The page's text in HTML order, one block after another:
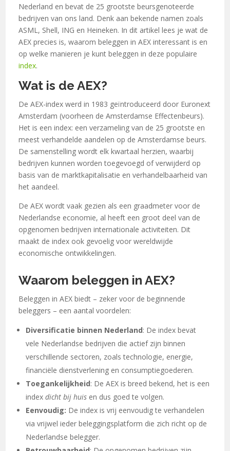
Nederland en bevat de 25 grootste beursgenoteerde
bedrijven van ons land. Denk aan bekende namen zoals
ASML, Shell, ING en Heineken. In dit artikel lees je wat de
AEX precies is, waarom beleggen in AEX interessant is en
op welke manieren je kunt beleggen in deze populaire
index.
Wat is de AEX?
De AEX-index werd in 1983 geïntroduceerd door Euronext
Amsterdam (voorheen de Amsterdamse Effectenbeurs).
Het is een index: een verzameling van de 25 grootste en
meest verhandelde aandelen op de Amsterdamse beurs.
De samenstelling wordt elk kwartaal herzien, waarbij
bedrijven kunnen worden toegevoegd of verwijderd op
basis van de marktkapitalisatie en verhandelbaarheid van
het aandeel.
De AEX wordt vaak gezien als een graadmeter voor de
Nederlandse economie, al heeft een groot deel van de
opgenomen bedrijven internationale activiteiten. Dit
maakt de index ook gevoelig voor wereldwijde
economische ontwikkelingen.
Waarom beleggen in AEX?
Beleggen in AEX biedt – zeker voor de beginnende
beleggers – een aantal voordelen:
Diversificatie binnen Nederland: De index bevat
vele Nederlandse bedrijven die actief zijn binnen
verschillende sectoren, zoals technologie, energie,
financiële dienstverlening en consumptiegoederen.
Toegankelijkheid: De AEX is breed bekend, het is een
indexdicht bij huis en dus goed te volgen.
Eenvoudig: De index is vrij eenvoudig te verhandelen
via vrijwel ieder beleggingsplatform die zich richt op de
Nederlandse belegger.